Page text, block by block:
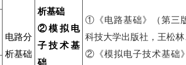
电路分
析基础
析基础
②模拟电
子技术基
础
①《电路基础》（第三
科技大学出版社，王松
②《模拟电子技术基础